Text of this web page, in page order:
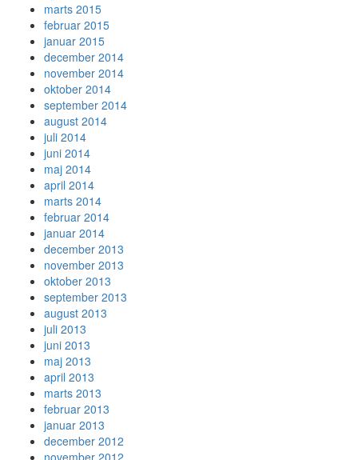
marts 2015
februar 2015
januar 2015
december 2014
november 2014
oktober 2014
september 2014
august 2014
juli 2014
juni 2014
maj 2014
april 2014
marts 2014
februar 2014
januar 2014
december 2013
november 2013
oktober 2013
september 2013
august 2013
juli 2013
juni 2013
maj 2013
april 2013
marts 2013
februar 2013
januar 2013
december 2012
november 2012